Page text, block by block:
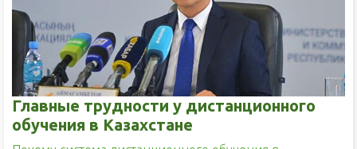
Главные трудности у дистанционного
обучения в Казахстане